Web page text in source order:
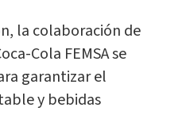
la colaboración de
Cola FEMSA se
garantizar el
y bebidas